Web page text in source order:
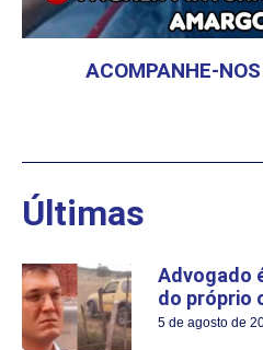
ACOMPANHE-
Últimas
Advogado
do próprio
5 de agosto de